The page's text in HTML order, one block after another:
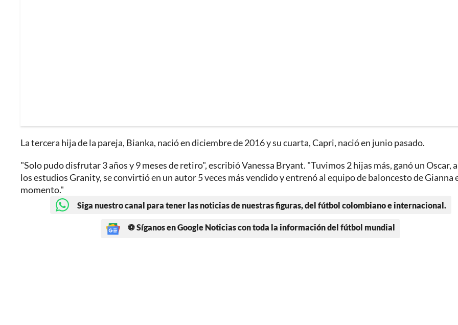
La tercera hija de la pareja, Bianka, nació en diciembre de 2016 y su cuarta, Capri, nació en junio pasado.
"Solo pudo disfrutar 3 años y 9 meses de retiro", escribió Vanessa Bryant. "Tuvimos 2 hijas más, ganó un Oscar,
los estudios Granity, se convirtió en un autor 5 veces más vendido y entrenó al equipo de baloncesto de Gianna
momento."
Siga nuestro canal para tener las noticias de nuestras figuras, del fútbol colombiano e internacional.
⚽ Síganos en Google Noticias con toda la información del fútbol mundial